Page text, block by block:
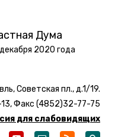
Дума
2020 года
Советская пл., д.1/19.
Факс (4852)32-77-75
для слабовидящих